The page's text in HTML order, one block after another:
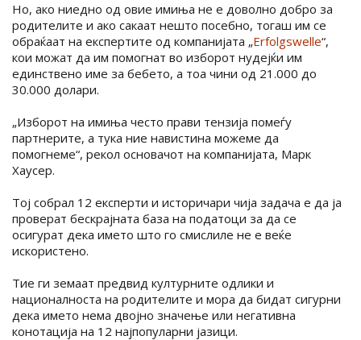
Но, ако ниедно од овие имиња не е доволно добро за
родителите и ако сакаат нешто посебно, тогаш им се
обраќаат на експертите од компанијата „Erfolgswelle“,
кои можат да им помогнат во изборот нудејќи им
единствено име за бебето, а тоа чини од 21.000 до
30.000 долари.
„Изборот на имиња често прави тензија помеѓу
партнерите, а тука ние навистина можеме да
помогнеме“, рекол основачот на компанијата, Марк
Хаусер.
Тој собрал 12 експерти и историчари чија задача е да ја
проверат бескрајната база на податоци за да се
осигурат дека името што го смислиле не е веќе
искористено.
Тие ги земаат предвид културните одлики и
националноста на родителите и мора да бидат сигурни
дека името нема двојно значење или негативна
конотација на 12 најпопуларни јазици.